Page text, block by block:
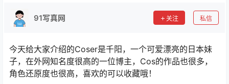
91写真网 关注 私信
今天给大家介绍的Coser是千阳，一个可爱漂亮的日本妹
子，在外网知名度很高的一位博主，Cos的作品也很多，
角色还原度也很高，喜欢的可以收藏哦！